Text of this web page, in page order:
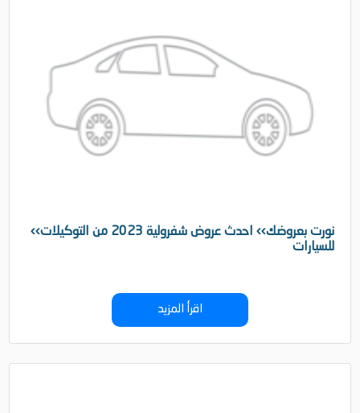
‹‹نورت بعروضك›› احدث عروض شفرولية 2023 من التوكيلات
للسيارات
اقرأ المزيد